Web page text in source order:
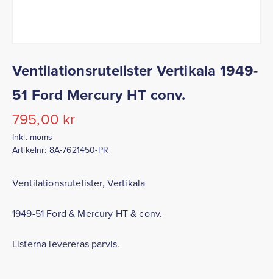
Ventilationsrutelister Vertikala 1949-
51 Ford Mercury HT conv.
795,00 kr
Inkl. moms
Artikelnr: 8A-7621450-PR
Ventilationsrutelister, Vertikala
1949-51 Ford & Mercury HT & conv.
Listerna levereras parvis.